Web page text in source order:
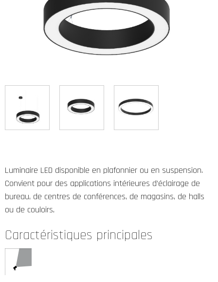
Luminaire LED disponible en plafonnier ou en suspension.
Convient pour des applications intérieures d’éclairage de
bureau, de centres de conférences, de magasins, de halls
ou de couloirs,
Caractéristiques principales